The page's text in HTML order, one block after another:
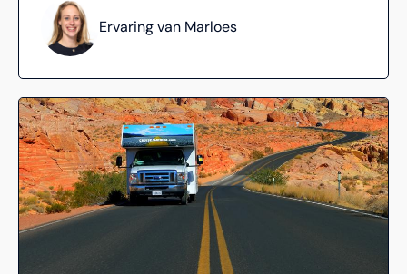
Ervaring van Marloes